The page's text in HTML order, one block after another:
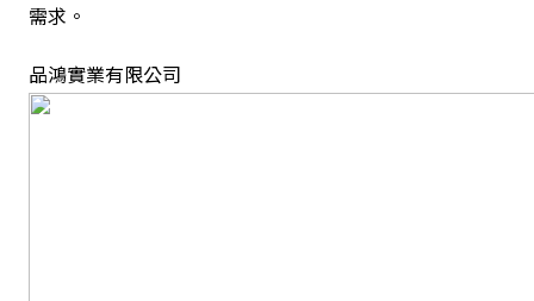
需求。
品鴻實業有限公司